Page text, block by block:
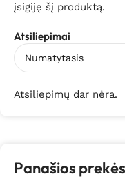
Atsiliepimai
Atsiliepimų dar nėra.
įsigiję šį produktą.
Panašios prekės